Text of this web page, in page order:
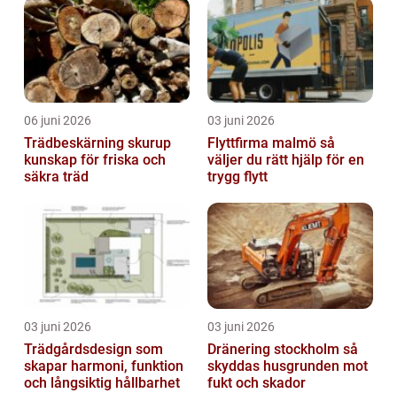
06 juni 2026
Trädbeskärning skurup
kunskap för friska och
säkra träd
03 juni 2026
Flyttfirma malmö så
väljer du rätt hjälp för en
trygg flytt
03 juni 2026
Trädgårdsdesign som
skapar harmoni, funktion
och långsiktig hållbarhet
03 juni 2026
Dränering stockholm så
skyddas husgrunden mot
fukt och skador